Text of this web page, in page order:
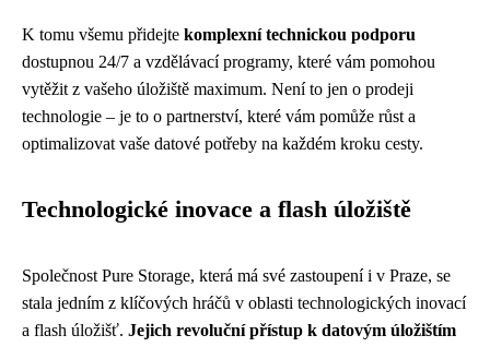
K tomu všemu přidejte komplexní technickou podporu
dostupnou 24/7 a vzdělávací programy, které vám pomohou
vytěžit z vašeho úložiště maximum. Není to jen o prodeji
technologie – je to o partnerství, které vám pomůže růst a
optimalizovat vaše datové potřeby na každém kroku cesty.
Technologické inovace a flash úložiště
Společnost Pure Storage, která má své zastoupení i v Praze, se
stala jedním z klíčových hráčů v oblasti technologických inovací
a flash úložišť. Jejich revoluční přístup k datovým úložištím